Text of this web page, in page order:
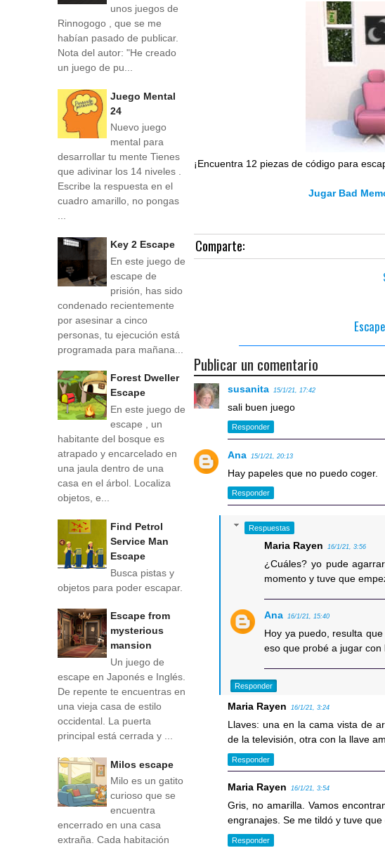
¡Encuentra 12 piezas de código para
Jugar Bad
Comparte:
Publicar un comentario
susanita 15/1/21, 17:42
sali buen juego
Responder
Ana 15/1/21, 20:13
Hay papeles que no puedo coger.
Responder
Respuestas
Maria Rayen 16/1/21, 3:56
¿Cuáles? yo pude
momento y tuve que
Ana 16/1/21, 15:40
Hoy ya puedo, resulta
eso que probé a jugar
Responder
Maria Rayen 16/1/21, 3:24
Llaves: una en la cama vista de
de la televisión, otra con la llave
Responder
Maria Rayen 16/1/21, 3:54
Gris, no amarilla. Vamos
engranajes. Se me tildó y tuve
Responder
unos juegos de
Rinnogogo , que se me
habían pasado de publicar.
Nota del autor: "He creado
un juego de pu...
Juego Mental
24
Nuevo juego
mental para
desarrollar tu mente Tienes
que adivinar los 14 niveles .
Escribe la respuesta en el
cuadro amarillo, no pongas
...
Key 2 Escape
En este juego de
escape de
prisión, has sido
condenado recientemente
por asesinar a cinco
personas, tu ejecución está
programada para mañana...
Forest Dweller
Escape
En este juego de
escape , un
habitante del bosque es
atrapado y encarcelado en
una jaula dentro de una
casa en el árbol. Localiza
objetos, e...
Find Petrol
Service Man
Escape
Busca pistas y
objetos para poder escapar.
Escape from
mysterious
mansion
Un juego de
escape en Japonés e Inglés.
De repente te encuentras en
una vieja casa de estilo
occidental. La puerta
principal está cerrada y ...
Milos escape
Milo es un gatito
curioso que se
encuentra
encerrado en una casa
extraña. Cada habitación